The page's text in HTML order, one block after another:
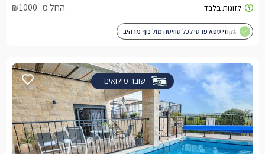
החל מ- ₪1000
גקוזי ספא פרטי לכל סוויטה מול נוף מרהיב
שובר מילואים